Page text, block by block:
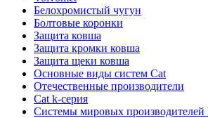
Белохромистый чугун
Болтовые коронки
Защита ковша
Защита кромки ковша
Защита щеки ковша
Основные виды систем Cat
Отечественные производители
Сat k-серия
Системы мировых производителей